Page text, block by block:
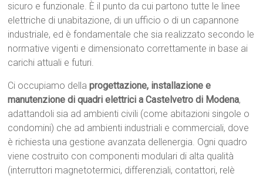
sicuro e funzionale. È il punto da cui partono tutte le linee
elettriche di unabitazione, di un ufficio o di un capannone
industriale, ed è fondamentale che sia realizzato secondo le
normative vigenti e dimensionato correttamente in base ai
carichi attuali e futuri.
Ci occupiamo dellaprogettazione, installazione e
manutenzione di quadri elettrici a Castelvetro di Modena,
adattandoli sia ad ambienti civili (come abitazioni singole o
condomini) che ad ambienti industriali e commerciali, dove
è richiesta una gestione avanzata dellenergia. Ogni quadro
viene costruito con componenti modulari di alta qualità
(interruttori magnetotermici, differenziali, contattori, relè